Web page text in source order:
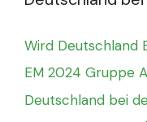
Wird Deutschland
EM 2024 Gruppe
Deutschland bei